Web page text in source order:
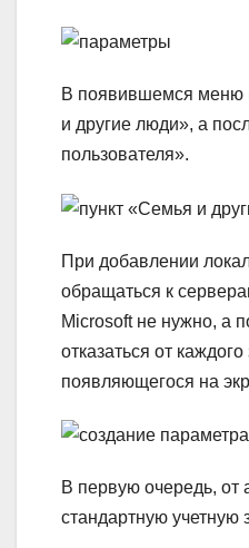
В появившемся меню
и другие люди», а
пользователя».
При добавлении
обращаться к
Microsoft не нужно, а
отказаться от
появляющегося на
В первую очередь, от
стандартную учетную